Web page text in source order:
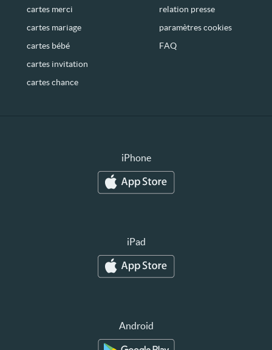
cartes merci
cartes mariage
cartes bébé
cartes invitation
cartes chance
relation presse
paramètres cookies
FAQ
iPhone
iPad
Android